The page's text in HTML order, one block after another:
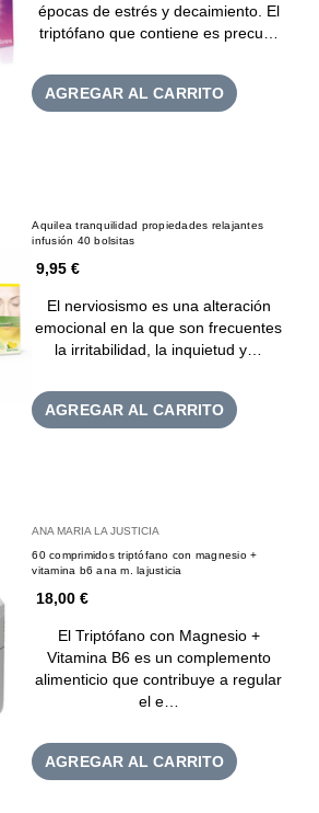
épocas de estrés y decaimiento. El
triptófano que contiene es precu…
AGREGAR AL CARRITO
Aquilea tranquilidad propiedades relajantes
infusión 40 bolsitas
9,95 €
El nerviosismo es una alteración
emocional en la que son frecuentes
la irritabilidad, la inquietud y…
AGREGAR AL CARRITO
ANA MARIA LA JUSTICIA
60 comprimidos triptófano con magnesio +
vitamina b6 ana m. lajusticia
18,00 €
El Triptófano con Magnesio +
Vitamina B6 es un complemento
alimenticio que contribuye a regular
el e…
AGREGAR AL CARRITO